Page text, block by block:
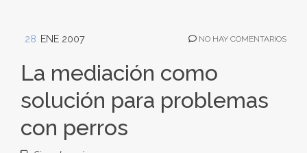
28 ENE 2007 NO HAY COMENTARIOS
La mediación como
solución para problemas
con perros